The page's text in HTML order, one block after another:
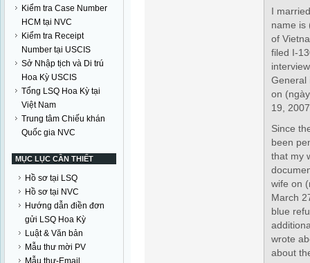
Kiểm tra Case Number
HCM tại NVC
Kiểm tra Receipt
Number tại USCIS
Sở Nhập tịch và Di trú
Hoa Kỳ USCIS
Tổng LSQ Hoa Kỳ tại
Việt Nam
Trung tâm Chiếu khán
Quốc gia NVC
MỤC LỤC CẦN THIẾT
Hồ sơ tại LSQ
Hồ sơ tại NVC
Hướng dẫn điền đơn
gửi LSQ Hoa Kỳ
Luật & Văn bản
Mẫu thư mời PV
Mẫu thư-Email
I
name is
of
filed I-
General
on
19,
Since
been
that my
wife on
March
blue
wrote
about